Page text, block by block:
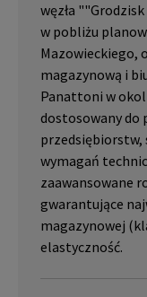
węzła
w pobliżu
Mazowieckiego,
magazynową i
Panattoni w
dostosowany do
przedsiębiorstw,
wymagań
zaawansowane
gwarantujące
magazynowej
elastyczność.